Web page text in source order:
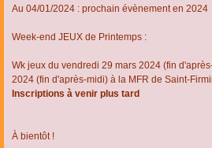
Au 04/01/2024 : prochain évènement en 2024
Week-end JEUX de Printemps :
Wk jeux du vendredi 29 mars 2024 (fin
2024 (fin d'après-midi) à la MFR de Saint-
Inscriptions à venir plus tard
À bientôt !